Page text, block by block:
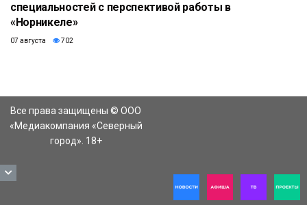
специальностей с перспективой работы в
«Норникеле»
07 августа 702
Все права защищены © ООО
«Медиакомпания «Северный
город». 18+